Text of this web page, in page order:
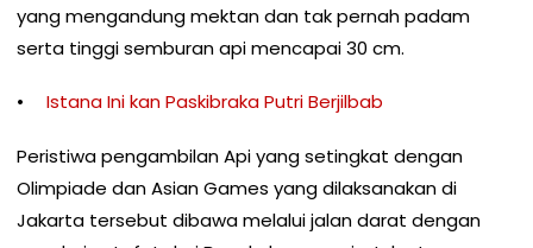
yang mengandung mektan dan tak pernah padam
serta tinggi semburan api mencapai 30 cm.
Istana Ini kan Paskibraka Putri Berjilbab
Peristiwa pengambilan Api yang setingkat dengan
Olimpiade dan Asian Games yang dilaksanakan di
Jakarta tersebut dibawa melalui jalan darat dengan